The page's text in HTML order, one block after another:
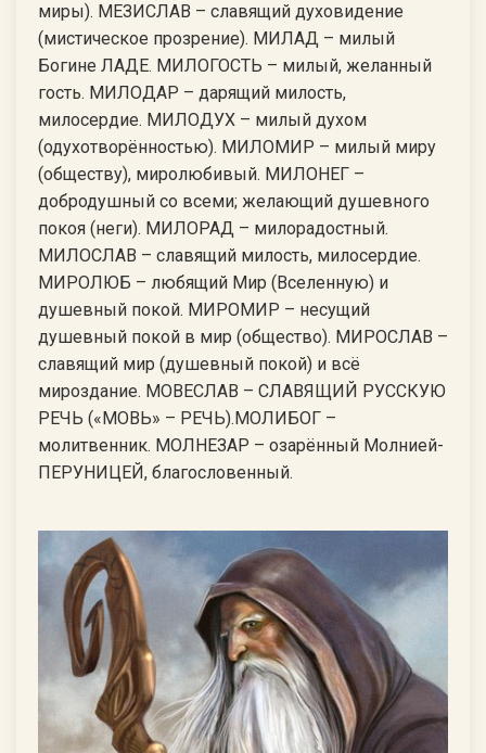
миры). МЕЗИСЛАВ – славящий духовидение
(мистическое прозрение). МИЛАД – милый
Богине ЛАДЕ. МИЛОГОСТЬ – милый, желанный
гость. МИЛОДАР – дарящий милость,
милосердие. МИЛОДУХ – милый духом
(одухотворённостью). МИЛОМИР – милый миру
(обществу), миролюбивый. МИЛОНЕГ –
добродушный со всеми; желающий душевного
покоя (неги). МИЛОРАД – милорадостный.
МИЛОСЛАВ – славящий милость, милосердие.
МИРОЛЮБ – любящий Мир (Вселенную) и
душевный покой. МИРОМИР – несущий
душевный покой в мир (общество). МИРОСЛАВ –
славящий мир (душевный покой) и всё
мироздание. МОВЕСЛАВ – СЛАВЯЩИЙ РУССКУЮ
РЕЧЬ («МОВЬ» – РЕЧЬ).МОЛИБОГ –
молитвенник. МОЛНЕЗАР – озарённый Молнией-
ПЕРУНИЦЕЙ, благословенный.